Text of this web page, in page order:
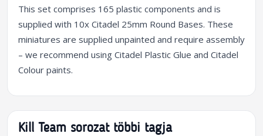
This set comprises 165 plastic components and is
supplied with 10x Citadel 25mm Round Bases. These
miniatures are supplied unpainted and require assembly
– we recommend using Citadel Plastic Glue and Citadel
Colour paints.
Kill Team sorozat többi tagja